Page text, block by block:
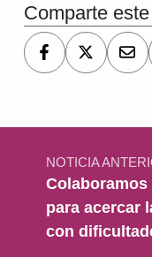
Comparte
Navegación de entradas
NOTICIA
para acercar
con